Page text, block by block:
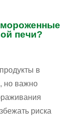
печи?
в
но важно
риска